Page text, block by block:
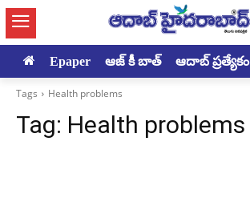
Epaper ఆజ్ కీ బాత్ ఆదాబ్ ప్రత్యేకం
Tags Health problems
Tag: Health problems